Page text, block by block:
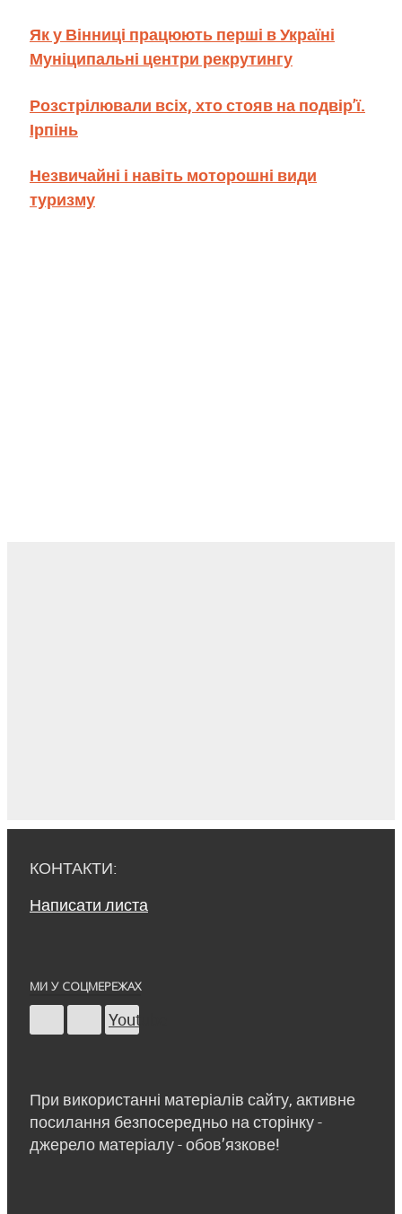
Як у Вінниці працюють перші в Україні
Муніципальні центри рекрутингу
Розстрілювали всіх, хто стояв на подвір’ї.
Ірпінь
Незвичайні і навіть моторошні види
туризму
КОНТАКТИ:
Написати листа
МИ У СОЦМЕРЕЖАХ
Youtube
При використанні матеріалів сайту, активне
посилання безпосередньо на сторінку -
джерело матеріалу - обов’язкове!